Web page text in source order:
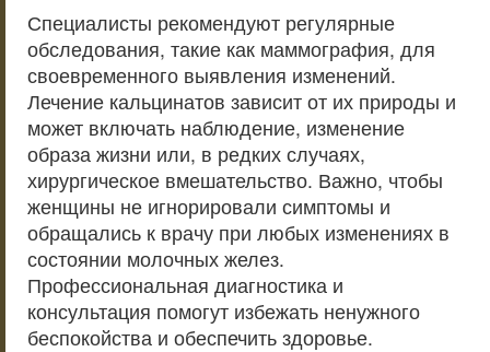
Специалисты рекомендуют регулярные
обследования, такие как маммография, для
своевременного выявления изменений.
Лечение кальцинатов зависит от их природы и
может включать наблюдение, изменение
образа жизни или, в редких случаях,
хирургическое вмешательство. Важно, чтобы
женщины не игнорировали симптомы и
обращались к врачу при любых изменениях в
состоянии молочных желез.
Профессиональная диагностика и
консультация помогут избежать ненужного
беспокойства и обеспечить здоровье.